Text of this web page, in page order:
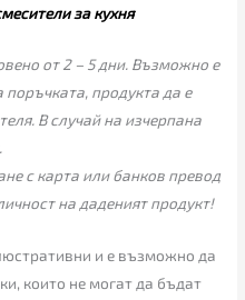
за кухня
от 2 – 5 дни. Възможно е
продукта да е
В случай на изчерпана
с карта или банков превод
на даденият продукт!
и е възможно да
които не могат да бъдат